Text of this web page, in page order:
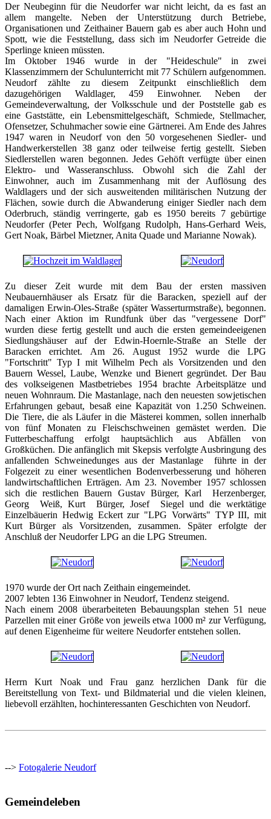
Der Neubeginn für die Neudorfer war nicht leicht, da es fast an
allem mangelte. Neben der Unterstützung durch Betriebe,
Organisationen und Zeithainer Bauern gab es aber auch Hohn und
Spott, wie die Feststellung, dass sich im Neudorfer Getreide die
Sperlinge knieen müssten.
Im Oktober 1946 wurde in der "Heideschule" in zwei
Klassenzimmern der Schulunterricht mit 77 Schülern aufgenommen.
Neudorf zählte zu diesem Zeitpunkt einschließlich dem
dazugehörigen Waldlager, 459 Einwohner. Neben der
Gemeindeverwaltung, der Volksschule und der Poststelle gab es
eine Gaststätte, ein Lebensmittelgeschäft, Schmiede, Stellmacher,
Ofensetzer, Schuhmacher sowie eine Gärtnerei. Am Ende des Jahres
1947 waren in Neudorf von den 50 vorgesehenen Siedler- und
Handwerkerstellen 38 ganz oder teilweise fertig gestellt. Sieben
Siedlerstellen waren begonnen. Jedes Gehöft verfügte über einen
Elektro- und Wasseranschluss. Obwohl sich die Zahl der
Einwohner, auch im Zusammenhang mit der Auflösung des
Waldlagers und der sich ausweitenden militärischen Nutzung der
Flächen, sowie durch die Abwanderung einiger Siedler nach dem
Oderbruch, ständig verringerte, gab es 1950 bereits 7 gebürtige
Neudorfer (Peter Pech, Wolfgang Rudolph, Hans-Gerhard Weis,
Gert Noak, Bärbel Mietzner, Anita Quade und Marianne Nowak).
Zu dieser Zeit wurde mit dem Bau der ersten massiven
Neubauernhäuser als Ersatz für die Baracken, speziell auf der
damaligen Erwin-Oles-Straße (später Wasserturmstraße), begonnen.
Nach einer Aktion im Rundfunk über das "vergessene Dorf"
wurden diese fertig gestellt und auch die ersten gemeindeeigenen
Siedlungshäuser auf der Edwin-Hoernle-Straße an Stelle der
Baracken errichtet. Am 26. August 1952 wurde die LPG
"Fortschritt" Typ I mit Wilhelm Pech als Vorsitzenden und den
Bauern Wessel, Laube, Wenzke und Bienert gegründet. Der Bau
des volkseigenen Mastbetriebes 1954 brachte Arbeitsplätze und
neuen Wohnraum. Die Mastanlage, nach den neuesten sowjetischen
Erfahrungen gebaut, besaß eine Kapazität von 1.250 Schweinen.
Die Tiere, die als Läufer in die Mästerei kommen, sollen innerhalb
von fünf Monaten zu Fleischschweinen gemästet werden. Die
Futterbeschaffung erfolgt hauptsächlich aus Abfällen von
Großküchen. Die anfänglich mit Skepsis verfolgte Ausbringung des
anfallenden Schweinedunges aus der Mastanlage führte in der
Folgezeit zu einer wesentlichen Bodenverbesserung und höheren
landwirtschaftlichen Erträgen. Am 23. November 1957 schlossen
sich die restlichen Bauern Gustav Bürger, Karl Herzenberger,
Georg Weiß, Kurt Bürger, Josef Siegel und die werktätige
Einzelbäuerin Hedwig Eckert zur "LPG Vorwärts" TYP III, mit
Kurt Bürger als Vorsitzenden, zusammen. Später erfolgte der
Anschluß der Neudorfer LPG an die LPG Streumen.
1970 wurde der Ort nach Zeithain eingemeindet.
2007 lebten 136 Einwohner in Neudorf, Tendenz steigend.
Nach einem 2008 überarbeiteten Bebauungsplan stehen 51 neue
Parzellen mit einer Größe von jeweils etwa 1000 m² zur Verfügung,
auf denen Eigenheime für weitere Neudorfer entstehen sollen.
Herrn Kurt Noak und Frau ganz herzlichen Dank für die
Bereitstellung von Text- und Bildmaterial und die vielen kleinen,
liebevoll erzählten, hochinteressanten Geschichten von Neudorf.
--> Fotogalerie Neudorf
Gemeindeleben